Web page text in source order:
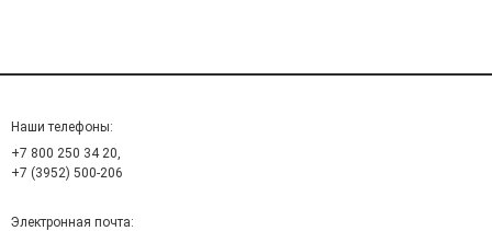
Наши телефоны:
+7 800 250 34 20,
+7 (3952) 500-206
Электронная почта: